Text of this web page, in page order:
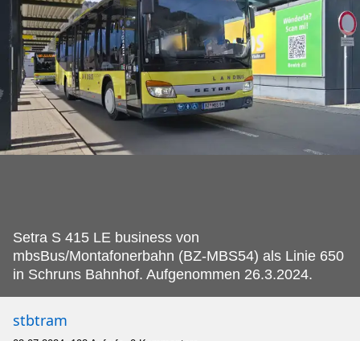
Setra S 415 LE business von
mbsBus/Montafonerbahn (BZ-MBS54) als Linie 650
in Schruns Bahnhof. Aufgenommen 26.3.2024.
stbtram